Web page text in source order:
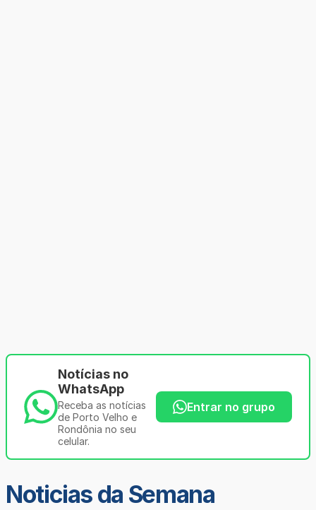
Notícias no
WhatsApp
Receba as notícias
de Porto Velho e
Rondônia no seu
celular.
Entrar no grupo
Noticias da Semana